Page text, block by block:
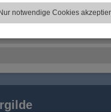
Dabei werden ggf.
zu Ihrer Verwendung
Medien, Werbung und Analysen
Unsere Partner führen
gesammelt haben.
Nur notwendige Cookies